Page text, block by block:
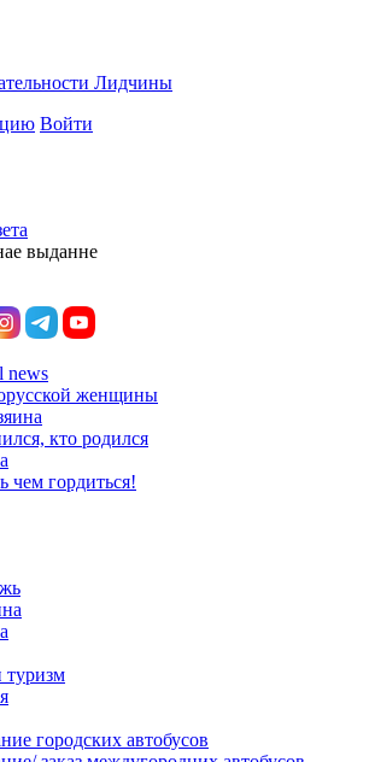
Лидчины
Войти
выданне
news
женщины
кто родился
чем гордиться!
туризм
городских автобусов